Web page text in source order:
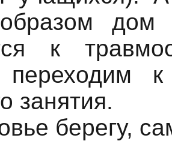
дом
к
переходим к
занятия.
берегу,